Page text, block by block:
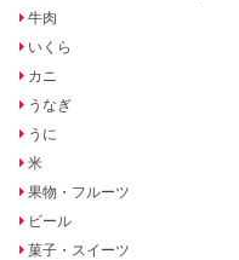
牛肉
いくら
カニ
うなぎ
うに
米
果物・フルーツ
ビール
菓子・スイーツ